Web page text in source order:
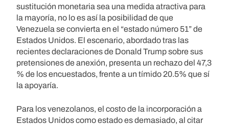
sustitución monetaria sea una medida atractiva para
la mayoría, no lo es así la posibilidad de que
Venezuela se convierta en el “estado número 51” de
Estados Unidos. El escenario, abordado tras las
recientes declaraciones de Donald Trump sobre sus
pretensiones de anexión, presenta un rechazo del 47,3
% de los encuestados, frente a un tímido 20.5% que sí
la apoyaría.
Para los venezolanos, el costo de la incorporación a
Estados Unidos como estado es demasiado, al citar